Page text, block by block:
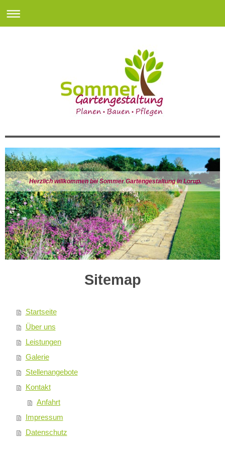
Herzlich willkommen bei Sommer Gartengestaltung in Lorup.
Sitemap
Startseite
Über uns
Leistungen
Galerie
Stellenangebote
Kontakt
Anfahrt
Impressum
Datenschutz